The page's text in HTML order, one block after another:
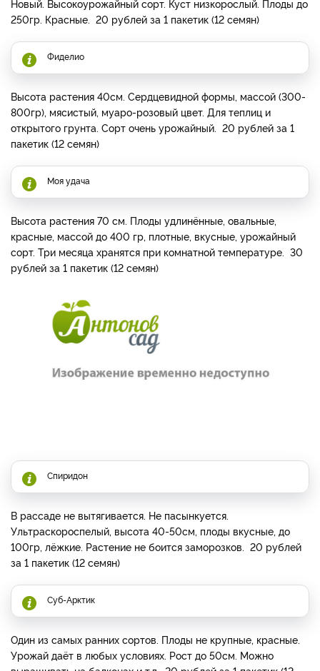
Новый. Высокоурожайный сорт. Куст низкорослый. Плоды до
250гр. Красные. 20 рублей за 1 пакетик (12 семян)
Фиделио
Высота растения 40см. Сердцевидной формы, массой (300-
800гр), мясистый, муаро-розовый цвет. Для теплиц и
открытого грунта. Сорт очень урожайный. 20 рублей за 1
пакетик (12 семян)
Моя удача
Высота растения 70 см. Плоды удлинённые, овальные,
красные, массой до 400 гр, плотные, вкусные, урожайный
сорт. Три месяца хранятся при комнатной температуре. 30
рублей за 1 пакетик (12 семян)
Спиридон
В рассаде не вытягивается. Не пасынкуется.
Ультраскороспелый, высота 40-50см, плоды вкусные, до
100гр, лёжкие. Растение не боится заморозков. 20 рублей
за 1 пакетик (12 семян)
Суб-Арктик
Один из самых ранних сортов. Плоды не крупные, красные.
Урожай даёт в любых условиях. Рост до 50см. Можно